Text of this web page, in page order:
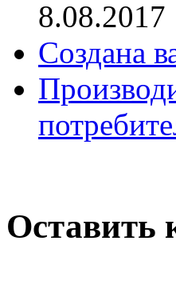
8.08.2017
Создана
Оставить